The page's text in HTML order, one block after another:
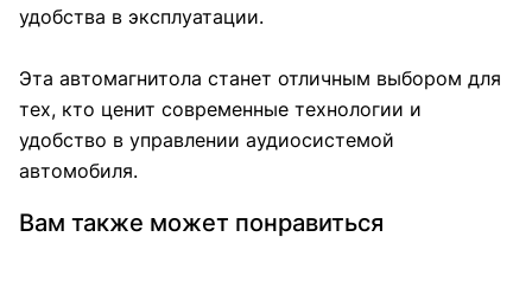
удобства в эксплуатации.
Эта автомагнитола станет отличным выбором для
тех, кто ценит современные технологии и
удобство в управлении аудиосистемой
автомобиля.
Вам также может понравиться